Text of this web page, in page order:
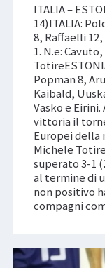
ITALIA –
14)ITALIA:
8, Raffaelli
1. N.e:
Popman 8,
Kaibald,
Vasko e
vittoria il
Europei della
Michele
superato 3-1
al termine di
non positivo
compagni